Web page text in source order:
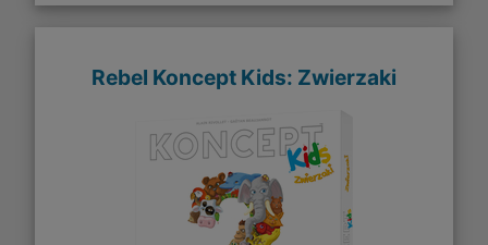
Rebel Koncept Kids: Zwierzaki